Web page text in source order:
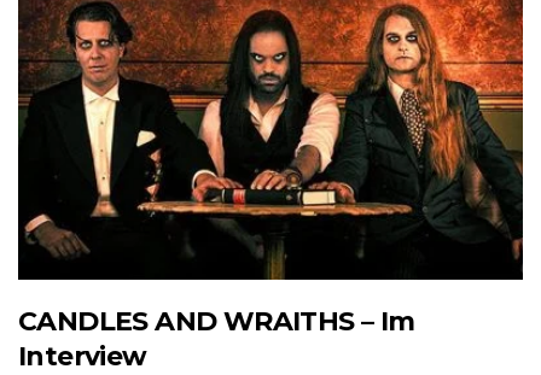
CANDLES AND WRAITHS – Im
Interview